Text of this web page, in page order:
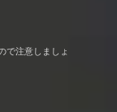
で注意しましょ